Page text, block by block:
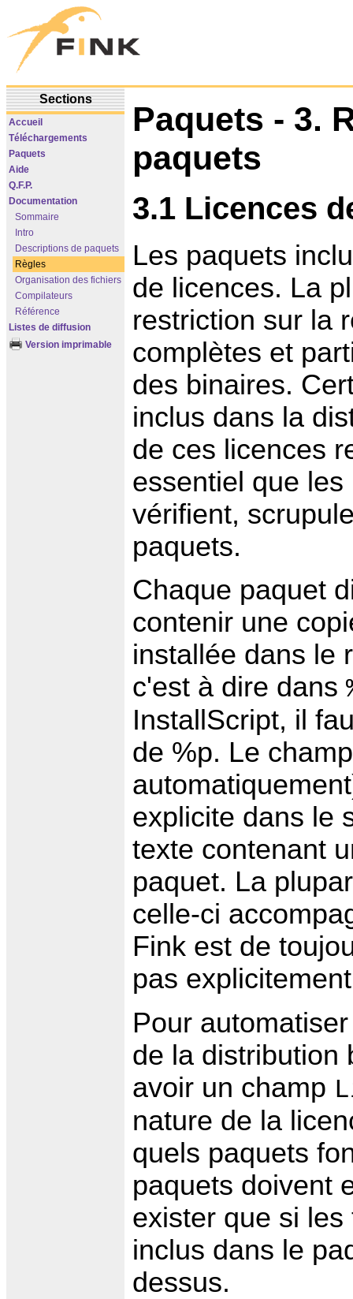
Sections
Accueil
Téléchargements
Paquets
Aide
Q.F.P.
Documentation
Sommaire
Intro
Descriptions de paquets
Règles
Organisation des fichiers
Compilateurs
Référence
Listes de diffusion
Version imprimable
Paquets - 3.
paquets
3.1 Licences
Les paquets
de licences. La
restriction sur la
complètes et
des binaires.
inclus dans la
de ces licences
essentiel que
vérifient,
paquets.
Chaque paquet
contenir une
installée dans le
c'est à dire dans
InstallScript, il
de %p. Le
explicite dans le
texte contenant
paquet. La
celle-ci
Fink est de
pas
Pour
de la distribution
avoir un champ
nature de la
quels paquets
paquets doivent
exister que si
inclus dans le
dessus.